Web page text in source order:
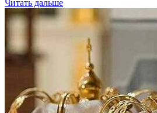
Читать дальше